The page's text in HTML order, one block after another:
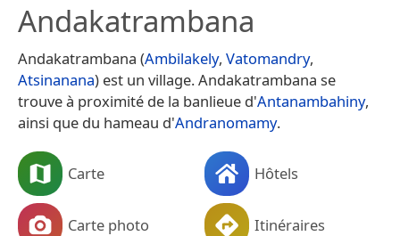
Andakatrambana
Andakatrambana (Ambilakely, Vatomandry,
Atsinanana) est un village. Andakatrambana se
trouve à proximité de la banlieue d'Antanambahiny,
ainsi que du hameau d'Andranomamy.
Carte Hôtels
Carte photo Itinéraires